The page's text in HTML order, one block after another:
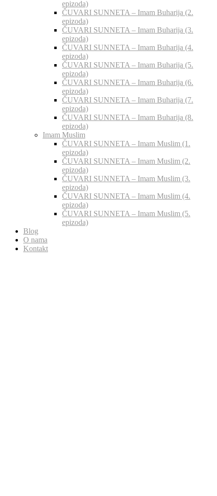
epizoda)
ČUVARI SUNNETA – Imam Buharija (2.
epizoda)
ČUVARI SUNNETA – Imam Buharija (3.
epizoda)
ČUVARI SUNNETA – Imam Buharija (4.
epizoda)
ČUVARI SUNNETA – Imam Buharija (5.
epizoda)
ČUVARI SUNNETA – Imam Buharija (6.
epizoda)
ČUVARI SUNNETA – Imam Buharija (7.
epizoda)
ČUVARI SUNNETA – Imam Buharija (8.
epizoda)
Imam Muslim
ČUVARI SUNNETA – Imam Muslim (1.
epizoda)
ČUVARI SUNNETA – Imam Muslim (2.
epizoda)
ČUVARI SUNNETA – Imam Muslim (3.
epizoda)
ČUVARI SUNNETA – Imam Muslim (4.
epizoda)
ČUVARI SUNNETA – Imam Muslim (5.
epizoda)
Blog
O nama
Kontakt